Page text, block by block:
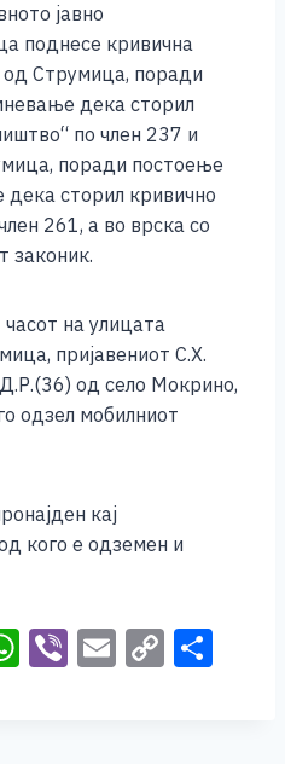
at
s
A
p
p
er ai
l
p
y
Li
n
k
јавно
поднесе кривична
од Струмица, поради
дека сторил
по член 237 и
поради постоење
сторил кривично
261, а во врска со
законик.
на улицата
пријавениот С.Х.
од село Мокрино,
одзел мобилниот
кај
кого е одземен и
W Vi E C